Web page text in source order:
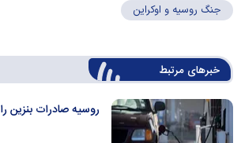
جنگ روسیه و اوکراین
خبرهای مرتبط
روسیه صادرات بنزین را ۶ ماه ممنوع می‌کند